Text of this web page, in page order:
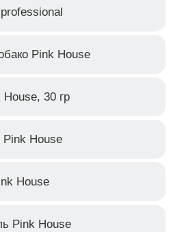
Pink House
30 гр
House
House
Pink House